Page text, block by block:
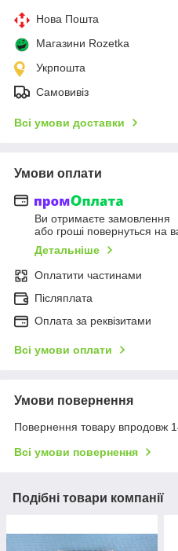
Нова Пошта
Магазини Rozetka
Укрпошта
Самовивіз
Всі умови доставки
Умови оплати
Ви отримаєте замовлення
або гроші повернуться на
Детальніше
Оплатити частинами
Післяплата
Оплата за реквізитами
Всі умови оплати
Умови повернення
Повернення товару впродовж
Всі умови повернення
Подібні товари компанії